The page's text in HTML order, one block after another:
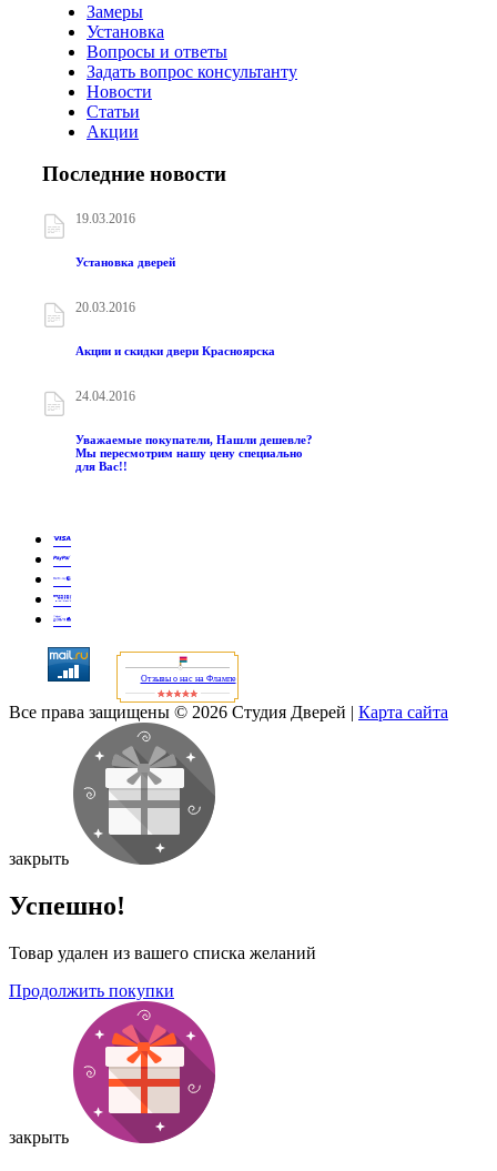
Замеры
Установка
Вопросы и ответы
Задать вопрос консультанту
Новости
Статьи
Акции
Последние новости
19.03.2016
Установка дверей
20.03.2016
Акции и скидки двери Красноярска
24.04.2016
Уважаемые покупатели, Нашли дешевле?
Мы пересмотрим нашу цену специально
для Вас!!
Отзывы о нас на Флампе
Все права защищены © 2026 Студия Дверей | Карта сайта
закрыть
Успешно!
Товар удален из вашего списка желаний
Продолжить покупки
закрыть